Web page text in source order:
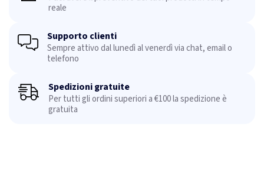
reale
Supporto clienti
Sempre attivo dal lunedì al venerdì via chat, email o
telefono
Spedizioni gratuite
Per tutti gli ordini superiori a €100 la spedizione è
gratuita